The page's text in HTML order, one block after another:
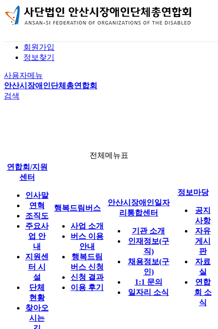
본문 바로가기
홈
회원가입
정보찾기
사용자메뉴
안산시장애인단체총연합회
검색
행복드림버스
사업 소개
행복드림버스 신청
채용정보(구인)
정보마당
공지사항
자료실
전체메뉴표
연합회/지원
센터
인사말
연혁
조직도
주요사
업 안
내
지원센
터 시
설
단체
현황
찾아오
시는
행복드림버스
사업 소개
버스 이용
안내
행복드림
버스 신청
신청 결과
이용 후기
안산시장애인일자
리통합센터
기관 소개
인재정보(구
직)
채용정보(구
인)
1:1 문의
일자리 소식
정보마당
공지
사항
자유
게시
판
자료
실
연합
회 소
식